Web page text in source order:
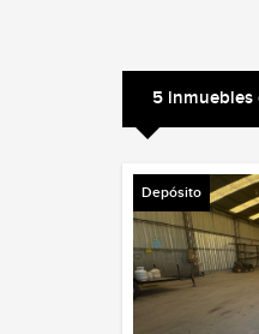
5 inmuebles
Depósito